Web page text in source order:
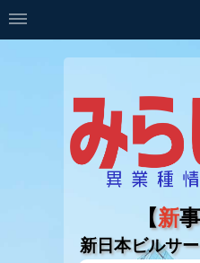
【新
新日本ビルサ